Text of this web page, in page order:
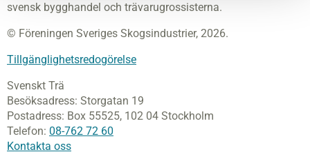
svensk bygghandel och trävarugrossisterna.
© Föreningen Sveriges Skogsindustrier, 2026.
Tillgänglighetsredogörelse
Svenskt Trä
Besöksadress: Storgatan 19
Postadress: Box 55525, 102 04 Stockholm
Telefon: 08-762 72 60
Kontakta oss